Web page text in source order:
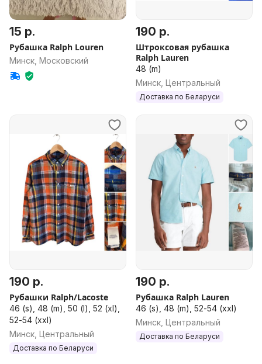
15 р.
Рубашка Ralph Louren
Минск, Московский
190 р.
Штроксовая рубашка
Ralph Lauren
48 (m)
Минск, Центральный
Доставка по Беларуси
190 р.
Рубашки Ralph/Lacoste
46 (s), 48 (m), 50 (l), 52 (xl),
52-54 (xxl)
Минск, Центральный
Доставка по Беларуси
190 р.
Рубашка Ralph Lauren
46 (s), 48 (m), 52-54 (xxl)
Минск, Центральный
Доставка по Беларуси